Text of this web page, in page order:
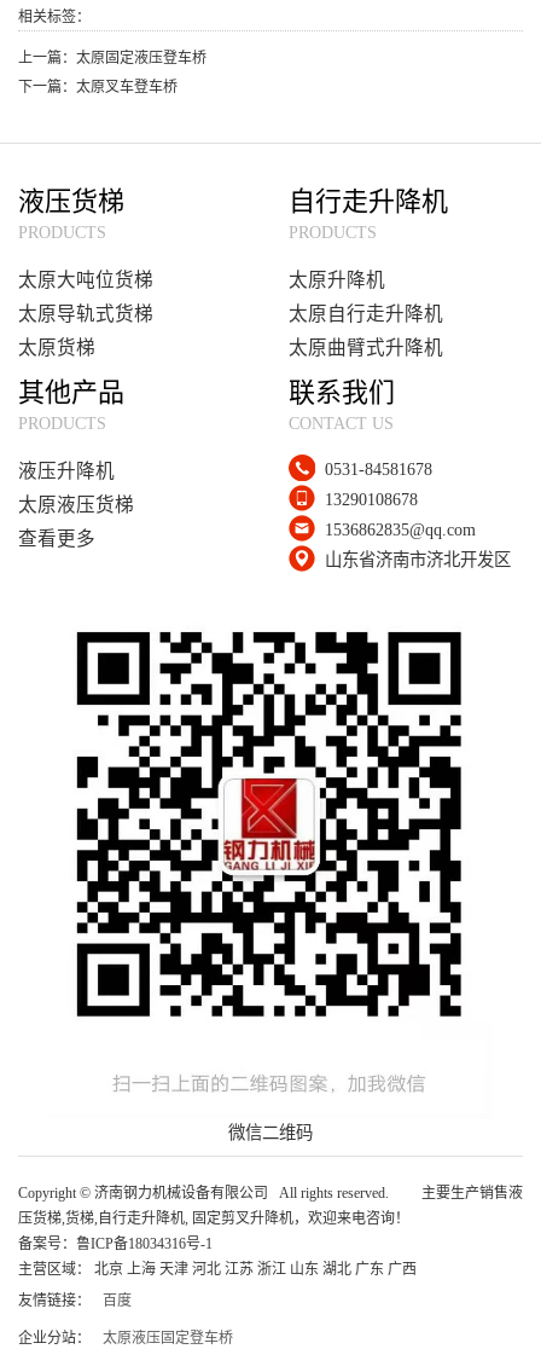
相关标签：
上一篇： 太原固定液压登车桥
下一篇： 太原叉车登车桥
液压货梯
PRODUCTS
太原大吨位货梯
太原导轨式货梯
太原货梯
自行走升降机
PRODUCTS
太原升降机
太原自行走升降机
太原曲臂式升降机
其他产品
PRODUCTS
液压升降机
太原液压货梯
查看更多
联系我们
CONTACT US
0531-84581678
13290108678
1536862835@qq.com
山东省济南市济北开发区
微信二维码
Copyright © 济南钢力机械设备有限公司 All rights reserved. 主要生产销售液
压货梯,货梯,自行走升降机, 固定剪叉升降机，欢迎来电咨询！
备案号： 鲁ICP备18034316号-1
主营区域： 北京 上海 天津 河北 江苏 浙江 山东 湖北 广东 广西
友情链接：
百度
企业分站： 太原液压固定登车桥